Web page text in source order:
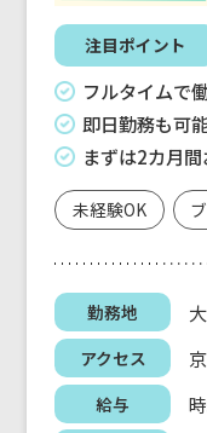
注目ポイント
フルタイムで
即日勤務も可
まずは2カ月
未経験OK
勤務地
アクセス
給与